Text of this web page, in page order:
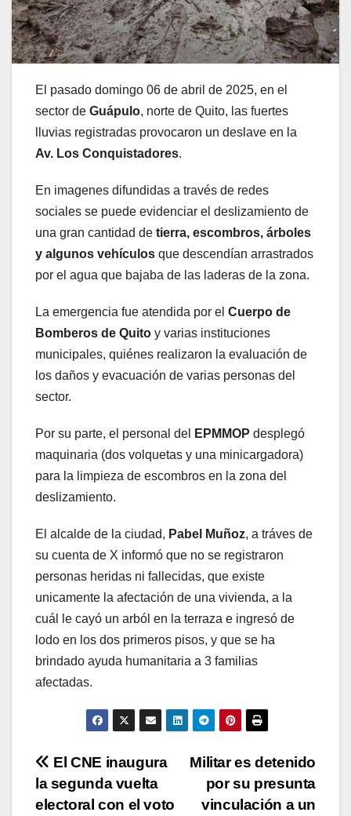
El pasado domingo 06 de abril de 2025, en el
sector de Guápulo, norte de Quito, las fuertes
lluvias registradas provocaron un deslave en la
Av. Los Conquistadores.
En imagenes difundidas a través de redes
sociales se puede evidenciar el deslizamiento de
una gran cantidad de tierra, escombros, árboles
y algunos vehículos que descendían arrastrados
por el agua que bajaba de las laderas de la zona.
La emergencia fue atendida por el Cuerpo de
Bomberos de Quito y varias instituciones
municipales, quiénes realizaron la evaluación de
los daños y evacuación de varias personas del
sector.
Por su parte, el personal del EPMMOP desplegó
maquinaria (dos volquetas y una minicargadora)
para la limpieza de escombros en la zona del
deslizamiento.
El alcalde de la ciudad, Pabel Muñoz, a tráves de
su cuenta de X informó que no se registraron
personas heridas ni fallecidas, que existe
unicamente la afectación de una vivienda, a la
cuál le cayó un arból en la terraza e ingresó de
lodo en los dos primeros pisos, y que se ha
brindado ayuda humanitaria a 3 familias
afectadas.
Navegación
de
Militar es detenido
por su presunta
vinculación a un
El CNE inaugura
la segunda vuelta
electoral con el voto